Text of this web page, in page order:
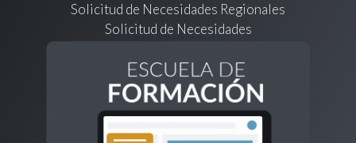
Solicitud de Necesidades Regionales
Solicitud de Necesidades